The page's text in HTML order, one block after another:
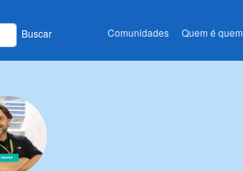
Buscar Comunidades Quem é quem